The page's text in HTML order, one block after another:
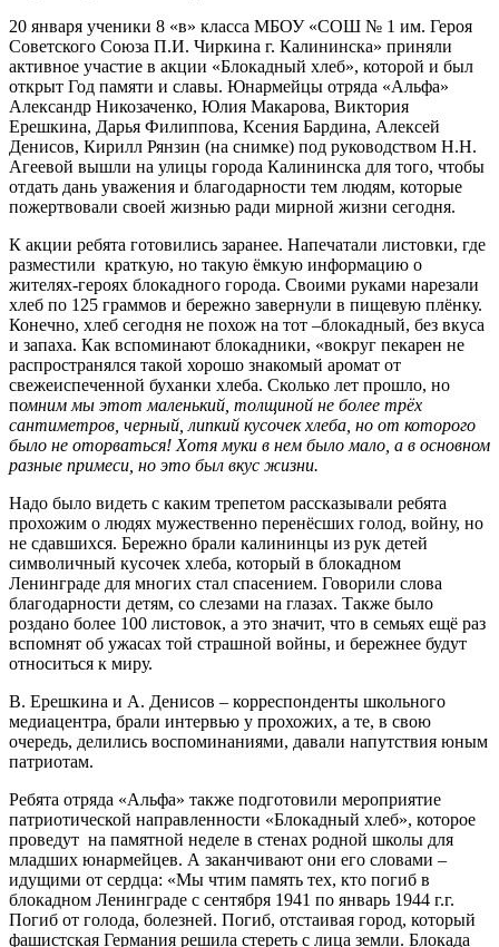
20 января ученики 8 «в» класса МБОУ «СОШ № 1 им. Героя
Советского Союза П.И. Чиркина г. Калининска» приняли
активное участие в акции «Блокадный хлеб», которой и был
открыт Год памяти и славы. Юнармейцы отряда «Альфа»
Александр Никозаченко, Юлия Макарова, Виктория
Ерешкина, Дарья Филиппова, Ксения Бардина, Алексей
Денисов, Кирилл Рянзин (на снимке) под руководством Н.Н.
Агеевой вышли на улицы города Калининска для того, чтобы
отдать дань уважения и благодарности тем людям, которые
пожертвовали своей жизнью ради мирной жизни сегодня.
К акции ребята готовились заранее. Напечатали листовки, где
разместили краткую, но такую ёмкую информацию о
жителях-героях блокадного города. Своими руками нарезали
хлеб по 125 граммов и бережно завернули в пищевую плёнку.
Конечно, хлеб сегодня не похож на тот –блокадный, без вкуса
и запаха. Как вспоминают блокадники, «вокруг пекарен не
распространялся такой хорошо знакомый аромат от
свежеиспеченной буханки хлеба. Сколько лет прошло, но
помним мы этот маленький, толщиной не более трёх
сантиметров, черный, липкий кусочек хлеба, но от которого
было не оторваться! Хотя муки в нем было мало, а в основном
разные примеси, но это был вкус жизни.
Надо было видеть с каким трепетом рассказывали ребята
прохожим о людях мужественно перенёсших голод, войну, но
не сдавшихся. Бережно брали калининцы из рук детей
символичный кусочек хлеба, который в блокадном
Ленинграде для многих стал спасением. Говорили слова
благодарности детям, со слезами на глазах. Также было
роздано более 100 листовок, а это значит, что в семьях ещё раз
вспомнят об ужасах той страшной войны, и бережнее будут
относиться к миру.
В. Ерешкина и А. Денисов – корреспонденты школьного
медиацентра, брали интервью у прохожих, а те, в свою
очередь, делились воспоминаниями, давали напутствия юным
патриотам.
Ребята отряда «Альфа» также подготовили мероприятие
патриотической направленности «Блокадный хлеб», которое
проведут на памятной неделе в стенах родной школы для
младших юнармейцев. А заканчивают они его словами –
идущими от сердца: «Мы чтим память тех, кто погиб в
блокадном Ленинграде с сентября 1941 по январь 1944 г.г.
Погиб от голода, болезней. Погиб, отстаивая город, который
фашистская Германия решила стереть с лица земли. Блокада